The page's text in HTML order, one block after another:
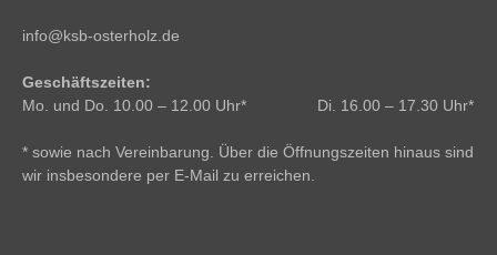
info@ksb-osterholz.de
Geschäftszeiten:
Mo. und Do. 10.00 – 12.00 Uhr* Di. 16.00 – 17.30 Uhr*
* sowie nach Vereinbarung. Über die Öffnungszeiten hinaus sind
wir insbesondere per E-Mail zu erreichen.